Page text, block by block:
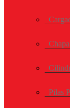
Pilas